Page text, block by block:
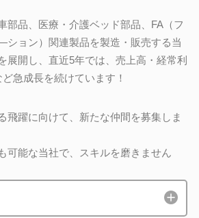
部品、医療・介護ベッド部品、FA（フ
ション）関連製品を製造・販売する当
展開し、直近5年では、売上高・経常利
急成長を続けています！
飛躍に向けて、新たな仲間を募集しま
可能な当社で、スキルを磨きません